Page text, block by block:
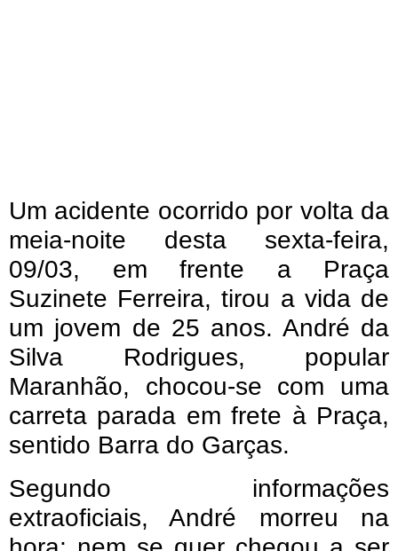
Um acidente ocorrido por volta da
meia-noite desta sexta-feira,
09/03, em frente a Praça
Suzinete Ferreira, tirou a vida de
um jovem de 25 anos. André da
Silva Rodrigues, popular
Maranhão, chocou-se com uma
carreta parada em frete à Praça,
sentido Barra do Garças.
Segundo informações
extraoficiais, André morreu na